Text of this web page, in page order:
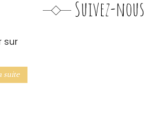
sur
suite
Suivez-nous